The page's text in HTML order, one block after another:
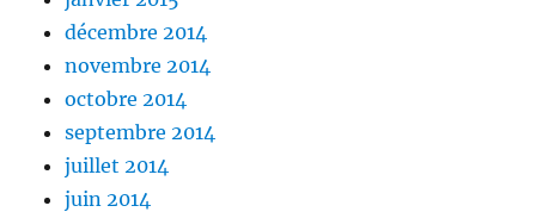
décembre 2014
novembre 2014
octobre 2014
septembre 2014
juillet 2014
juin 2014